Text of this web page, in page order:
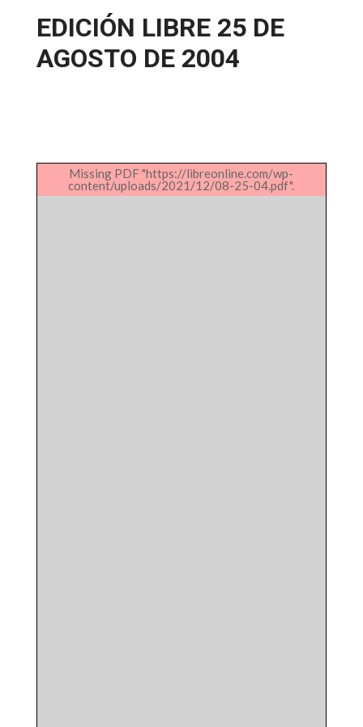
EDICIÓN LIBRE 25 DE
AGOSTO DE 2004
Missing PDF "https://libreonline.com/wp-
content/uploads/2021/12/08-25-04.pdf".